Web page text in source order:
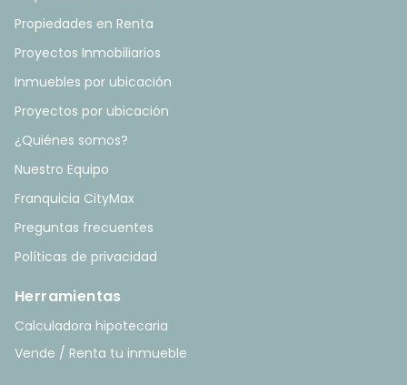
Propiedades en Renta
Proyectos Inmobiliarios
Inmuebles por ubicación
Proyectos por ubicación
¿Quiénes somos?
Nuestro Equipo
Franquicia CityMax
Preguntas frecuentes
Políticas de privacidad
Herramientas
Calculadora hipotecaria
Vende / Renta tu inmueble